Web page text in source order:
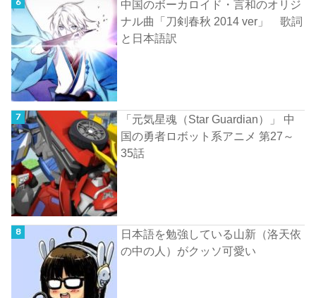
中国のボーカロイド・言和のオリジ
ナル曲「刀剣春秋 2014 ver」 歌詞
と日本語訳
「元気星魂（Star Guardian）」 中
国の勇者ロボット系アニメ 第27～
35話
日本語を勉強している山新（洛天依
の中の人）がクッソ可愛い